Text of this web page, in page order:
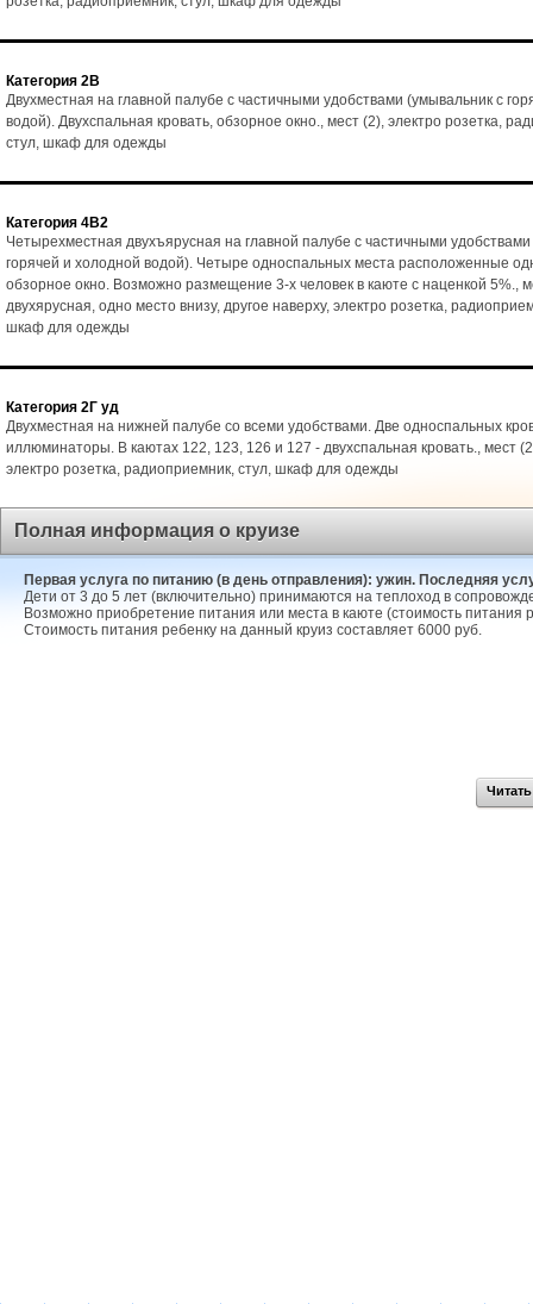
Категория 2В
Двухместная на главной палубе с частичными удобствами (умывальник с
водой). Двухспальная кровать, обзорное окно., мест (2), электро розетка,
стул, шкаф для одежды
Категория 4В2
Четырехместная двухъярусная на главной палубе с частичными удобствами
горячей и холодной водой). Четыре односпальных места расположенные
обзорное окно. Возможно размещение 3-х человек в каюте с наценкой 5%.,
двухярусная, одно место внизу, другое наверху, электро розетка,
шкаф для одежды
Категория 2Г уд
Двухместная на нижней палубе со всеми удобствами. Две односпальных
иллюминаторы. В каютах 122, 123, 126 и 127 - двухспальная кровать., мест
электро розетка, радиоприемник, стул, шкаф для одежды
Полная информация о круизе
Первая услуга по питанию (в день отправления): ужин. Последняя
Дети от 3 до 5 лет (включительно) принимаются на теплоход в
Возможно приобретение питания или места в каюте (стоимость питания
Стоимость питания ребенку на данный круиз составляет 6000 руб.